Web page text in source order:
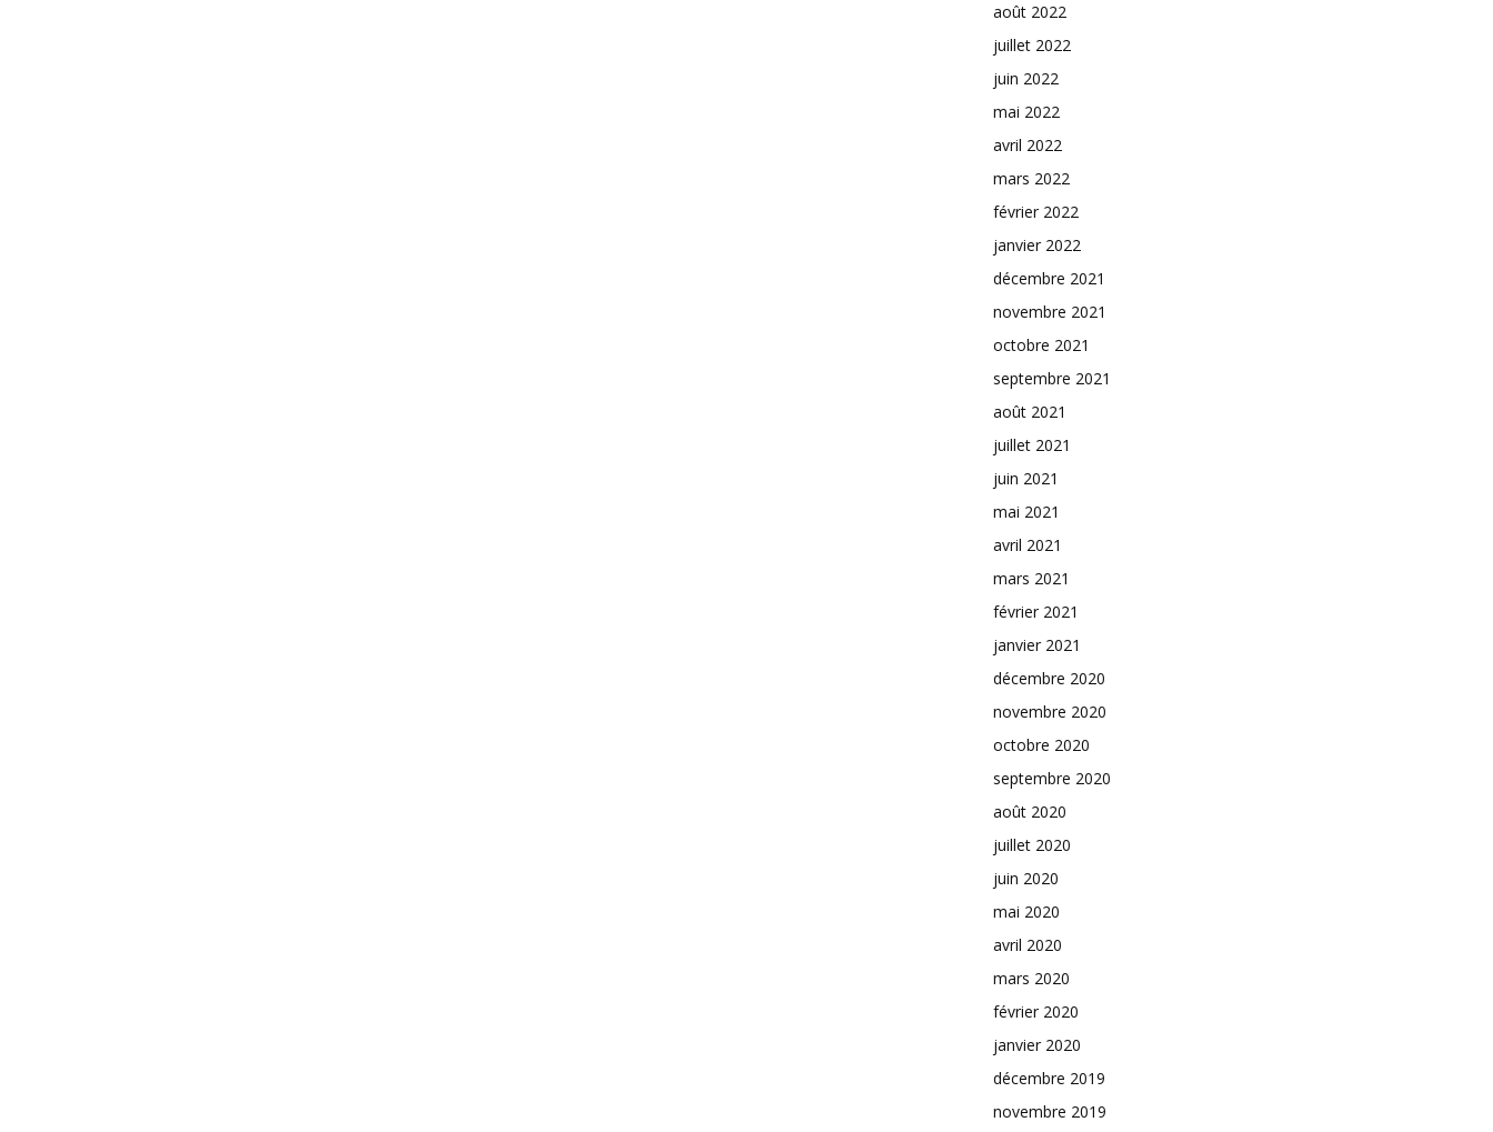
août 2022
juillet 2022
juin 2022
mai 2022
avril 2022
mars 2022
février 2022
janvier 2022
décembre 2021
novembre 2021
octobre 2021
septembre 2021
août 2021
juillet 2021
juin 2021
mai 2021
avril 2021
mars 2021
février 2021
janvier 2021
décembre 2020
novembre 2020
octobre 2020
septembre 2020
août 2020
juillet 2020
juin 2020
mai 2020
avril 2020
mars 2020
février 2020
janvier 2020
décembre 2019
novembre 2019